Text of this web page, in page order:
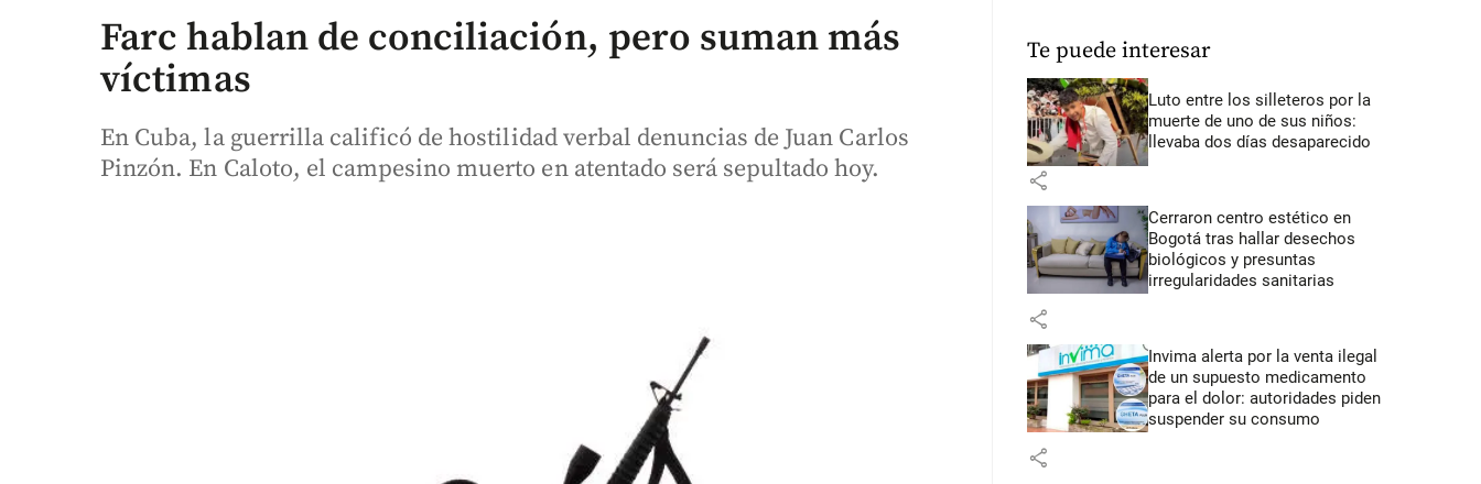
Farc hablan de conciliación, pero suman más
víctimas
En Cuba, la guerrilla calificó de hostilidad verbal denuncias de Juan Carlos
Pinzón. En Caloto, el campesino muerto en atentado será sepultado hoy.
Te puede interesar
Luto entre los silleteros por la
muerte de uno de sus niños:
llevaba dos días desaparecido
share
Cerraron centro estético en
Bogotá tras hallar desechos
biológicos y presuntas
irregularidades sanitarias
share
Invima alerta por la venta ilegal
de un supuesto medicamento
para el dolor: autoridades piden
suspender su consumo
share